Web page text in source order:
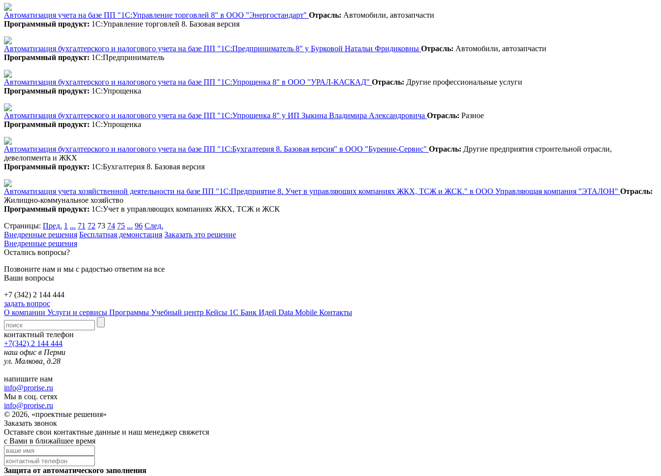
Автоматизация учета на базе ПП "1С:Управление торговлей 8" в ООО "Энергостандарт" Отрасль: Автомобили, автозапчасти
Программный продукт: 1С:Управление торговлей 8. Базовая версия
Автоматизация бухгалтерского и налогового учета на базе ПП "1С:Предприниматель 8" у Бурковой Натальи Фридиковны Отрасль: Автомобили, автозапчасти
Программный продукт: 1С:Предприниматель
Автоматизация бухгалтерского и налогового учета на базе ПП "1С:Упрощенка 8" в ООО "УРАЛ-КАСКАД" Отрасль: Другие профессиональные услуги
Программный продукт: 1С:Упрощенка
Автоматизация бухгалтерского и налогового учета на базе ПП "1С:Упрощенка 8" у ИП Зыкина Владимира Александровича Отрасль: Разное
Программный продукт: 1С:Упрощенка
Автоматизация бухгалтерского и налогового учета на базе ПП "1С:Бухгалтерия 8. Базовая версия" в ООО "Бурение-Сервис" Отрасль: Другие предприятия строительной отрасли,
девелопмента и ЖКХ
Программный продукт: 1С:Бухгалтерия 8. Базовая версия
Автоматизация учета хозяйственной деятельности на базе ПП "1C:Предприятие 8. Учет в управляющих компаниях ЖКХ, ТСЖ и ЖСК." в ООО Управляющая компания "ЭТАЛОН" Отрасль:
Жилищно-коммунальное хозяйство
Программный продукт: 1С:Учет в управляющих компаниях ЖКХ, ТСЖ и ЖСК
Страницы: Пред. 1 ... 71 72 73 74 75 ... 96 След.
Внедренные решения Бесплатная демонстация Заказать это решение
Внедренные решения
Остались вопросы?
Позвоните нам и мы с радостью ответим на все
Ваши вопросы
+7 (342) 2 144 444
задать вопрос
О компании Услуги и сервисы Программы Учебный центр Кейсы 1С Банк Идей Data Mobile Контакты
контактный телефон
+7(342) 2 144 444
наш офис в Перми
ул. Малкова, д.28
напишите нам
info@prorise.ru
Мы в соц. сетях
info@prorise.ru
© 2026, «проектные решения»
Заказать звонок
Оставьте свои контактные данные и наш менеджер свяжется
с Вами в ближайшее время
Защита от автоматического заполнения